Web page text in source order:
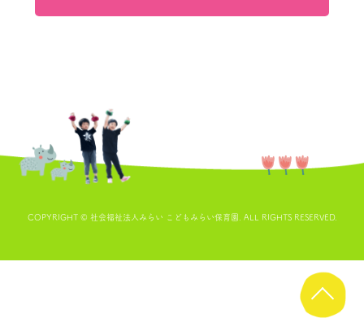
COPYRIGHT © 社会福祉法人みらい こどもみらい保育園. ALL RIGHTS RESERVED.